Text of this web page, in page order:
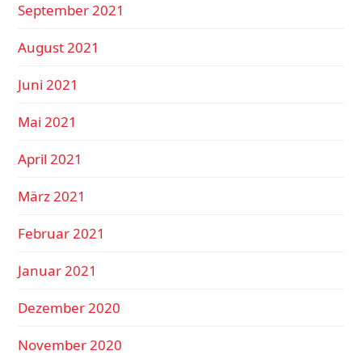
September 2021
August 2021
Juni 2021
Mai 2021
April 2021
März 2021
Februar 2021
Januar 2021
Dezember 2020
November 2020